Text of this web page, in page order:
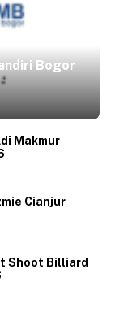
Bogor
Makmur
Cianjur
Shoot Billiard